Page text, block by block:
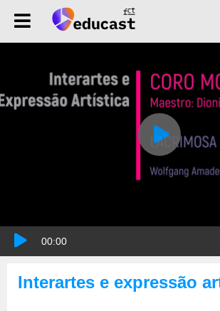
00:00